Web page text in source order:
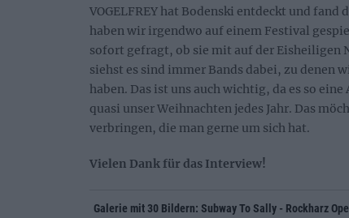
VOGELFREY hat Bodenski entdeckt und
haben wir irgendwo auf einem Festival
sofort gefragt, ob sie mit auf der Eisheiligen
siehst es sind immer Bands dabei, zu denen
haben. Das ist uns auch wichtig, da es so
quasi unser Weihnachten jedes Jahr. Das
verbringen, die man gerne um sich hat.
Vielen Dank für das Interview!
Galerie mit 30 Bildern: Subway To Sally - Rockharz